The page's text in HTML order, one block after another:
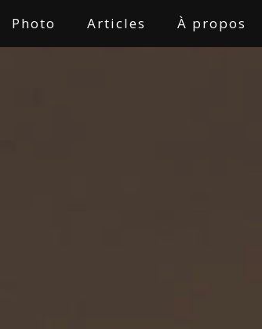
Photo Articles À propos